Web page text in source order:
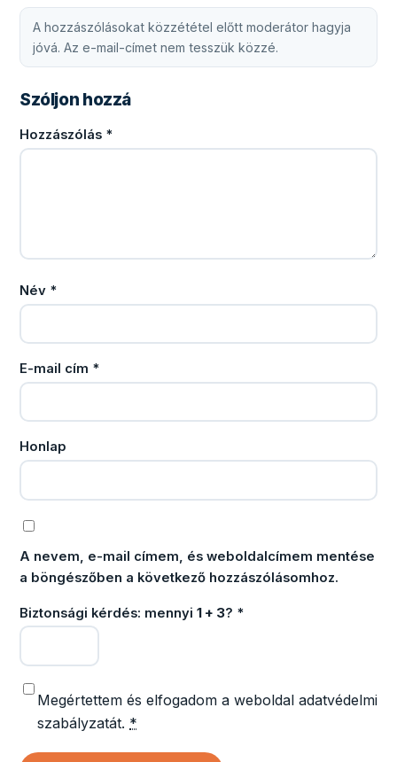
A hozzászólásokat közzététel előtt moderátor hagyja
jóvá. Az e-mail-címet nem tesszük közzé.
Szóljon hozzá
Hozzászólás *
Név *
E-mail cím *
Honlap
A nevem, e-mail címem, és weboldalcímem mentése
a böngészőben a következő hozzászólásomhoz.
Biztonsági kérdés: mennyi 1 + 3? *
Megértettem és elfogadom a weboldal adatvédelmi
szabályzatát. *